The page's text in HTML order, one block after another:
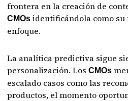
frontera en la creación de
CMOsidentificándola como su
enfoque.
La analítica predictiva sigue
personalización. LosCMOs
escalado casos como las
productos, el momento